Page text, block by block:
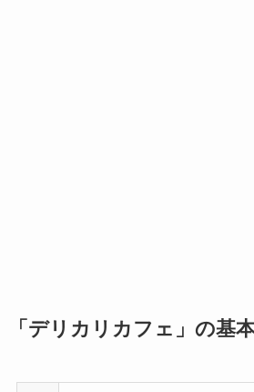
「デリカリカフェ」の基